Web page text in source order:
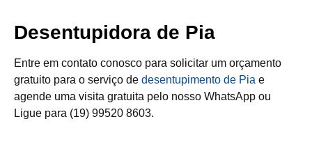
Desentupidora de Pia
Entre em contato conosco para solicitar um orçamento
gratuito para o serviço de desentupimento de Pia e
agende uma visita gratuita pelo nosso WhatsApp ou
Ligue para (19) 99520 8603.